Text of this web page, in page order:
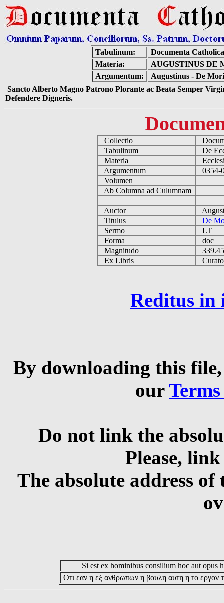
Tabulinum:
Documenta
Materia:
AUGUSTINUS DE
Argumentum:
Augustinus - De
Sancto Alberto Magno Patrono Plorante ac Beata Semper
Defendere Digneris.
Collectio
Tabulinum
De
Materia
Argumentum
0354-
Volumen
Ab Columna ad Culumnam
Auctor
Titulus
De
Sermo
LT
Forma
doc
Magnitudo
Ex Libris
Reditus in
By downloading this
our
Do not link the
Please,
The absolute address
Si est ex hominibus consilium hoc aut opus
Οτι εαν η εξ ανθρωπων η βουλη αυτη η το εργον